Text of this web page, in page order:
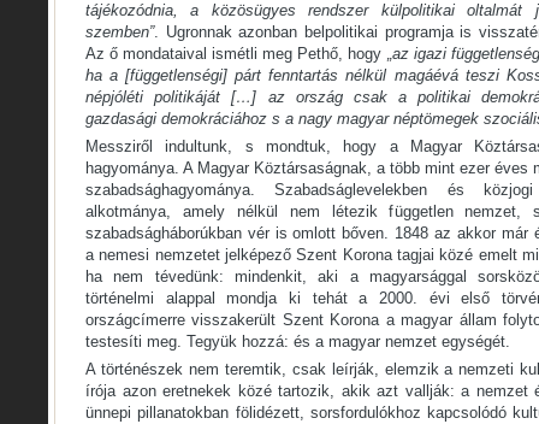
tájékozódnia, a közösügyes rendszer külpolitikai oltalmát
szemben”. Ugronnak azonban belpolitikai programja is
Az ő mondataival ismétli meg Pethő, hogy „az igazi
ha a [függetlenségi] párt fenntartás nélkül magáévá teszi
népjóléti politikáját […] az ország csak a politikai
gazdasági demokráciához s a nagy magyar néptömegek
Messziről indultunk, s mondtuk, hogy a Magyar
hagyománya. A Magyar Köztársaságnak, a több mint ezer éves
szabadsághagyománya. Szabadságlevelekben és
alkotmánya, amely nélkül nem létezik független nemzet,
szabadságháborúkban vér is omlott bőven. 1848 az akkor már
a nemesi nemzetet jelképező Szent Korona tagjai közé emelt
ha nem tévedünk: mindenkit, aki a magyarsággal
történelmi alappal mondja ki tehát a 2000. évi első
országcímerre visszakerült Szent Korona a magyar állam
testesíti meg. Tegyük hozzá: és a magyar nemzet egységét.
A történészek nem teremtik, csak leírják, elemzik a nemzeti
írója azon eretnekek közé tartozik, akik azt vallják: a nemzet
ünnepi pillanatokban fölidézett, sorsfordulókhoz kapcsolódó